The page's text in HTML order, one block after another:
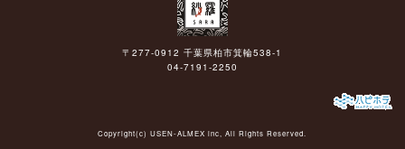
〒277-0912 千葉県柏市箕輪538-1
04-7191-2250
Copyright(c)USEN-ALMEX inc, All Rights Reserved.